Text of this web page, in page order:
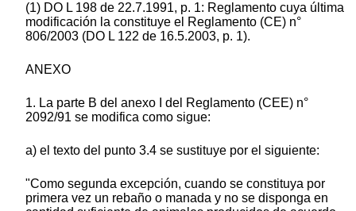
(1) DO L 198 de 22.7.1991, p. 1: Reglamento cuya última
modificación la constituye el Reglamento (CE) n°
806/2003 (DO L 122 de 16.5.2003, p. 1).
ANEXO
1. La parte B del anexo I del Reglamento (CEE) n°
2092/91 se modifica como sigue:
a) el texto del punto 3.4 se sustituye por el siguiente:
"Como segunda excepción, cuando se constituya por
primera vez un rebaño o manada y no se disponga en